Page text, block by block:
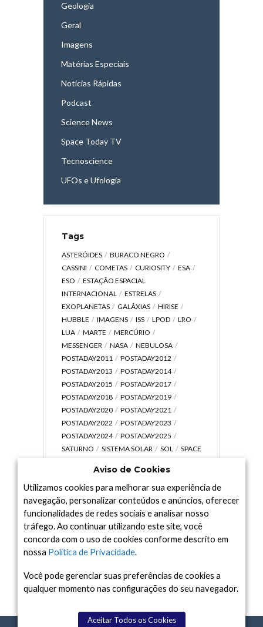
Geologia
Geral
Imagens
Matérias Especiais
Notícias Rápidas
Podcast
Science News
Space Today TV
Tecnoscience
UFOs e Ufologia
Tags
ASTERÓIDES
BURACO NEGRO
CASSINI
COMETAS CURIOSITY
ESA
ESO
ESTAÇÃO ESPACIAL
INTERNACIONAL
ESTRELAS
EXOPLANETAS
GALÁXIAS
HIRISE
HUBBLE
IMAGENS ISS LPOD
LRO
LUA
MARTE
MERCÚRIO
MESSENGER
NASA
NEBULOSA
POSTADAY2011
POSTADAY2012
POSTADAY2013
POSTADAY2014
POSTADAY2015
POSTADAY2017
POSTADAY2018
POSTADAY2019
POSTADAY2020
POSTADAY2021
POSTADAY2022
POSTADAY2023
POSTADAY2024
POSTADAY2025
SATURNO
SISTEMA SOLAR SOL
SPACE
UNIVERSO
VÍDEO
Arquivo
Arquivo
Aviso de Cookies
Utilizamos cookies para melhorar sua experiência de
navegação, personalizar conteúdos e anúncios, oferecer
funcionalidades de redes sociais e analisar nosso
tráfego. Ao continuar utilizando este site, você
concorda com o uso de cookies conforme descrito em
nossa Política de Privacidade.
Você pode gerenciar suas preferências de cookies a
qualquer momento nas configurações do seu navegador.
Aceitar Todos os Cookies